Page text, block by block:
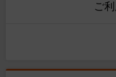
ご